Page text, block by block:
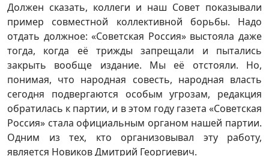
Должен сказать, коллеги и наш Совет показывали
пример совместной коллективной борьбы. Надо
отдать должное: «Советская Россия» выстояла даже
тогда, когда её трижды запрещали и пытались
закрыть вообще издание. Мы её отстояли. Но,
понимая, что народная совесть, народная власть
сегодня подвергаются особым угрозам, редакция
обратилась к партии, и в этом году газета «Советская
Россия» стала официальным органом нашей партии.
Одним из тех, кто организовывал эту работу,
является Новиков Дмитрий Георгиевич.